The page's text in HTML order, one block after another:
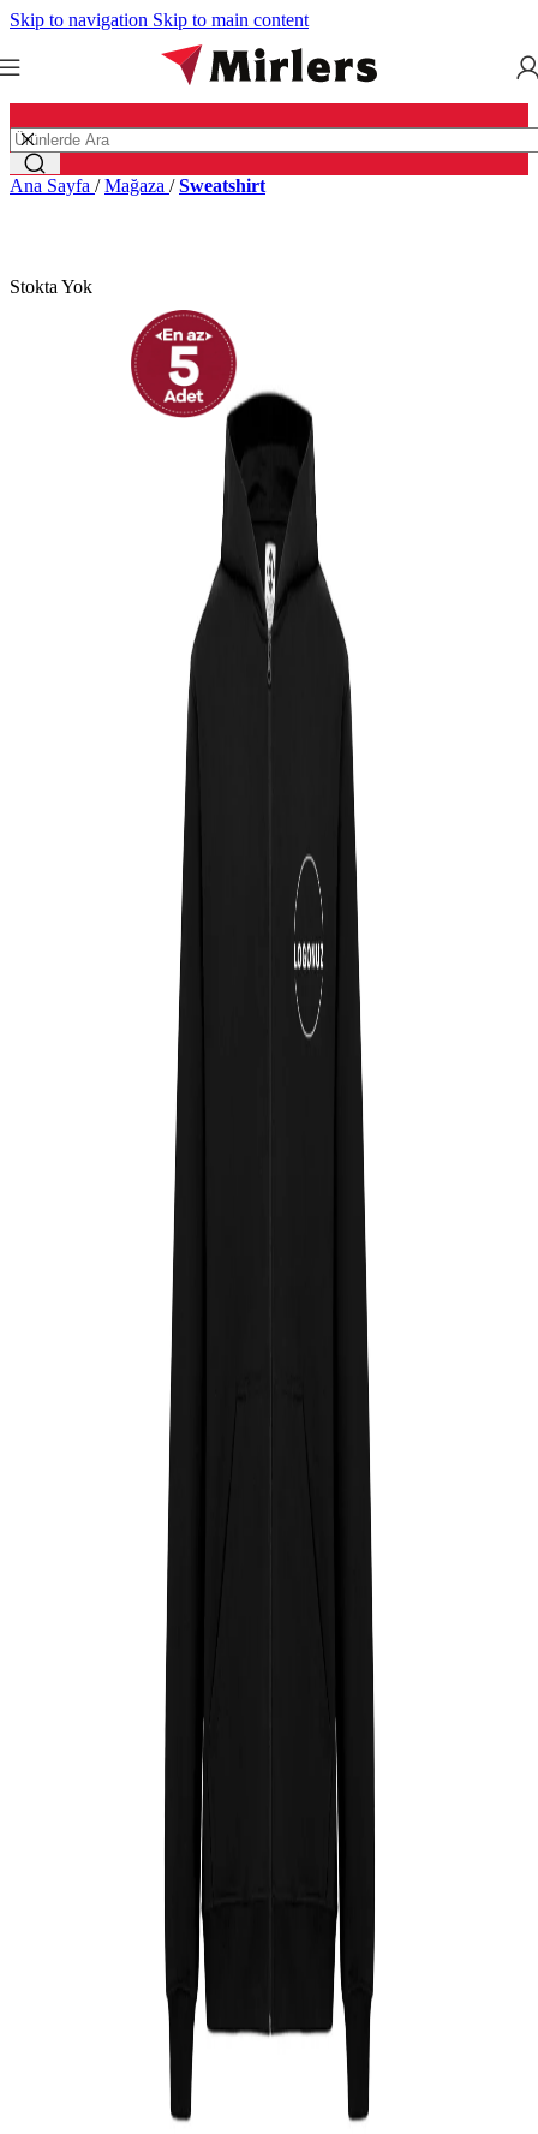
Skip to navigation Skip to main content
Ana Sayfa / Mağaza / Sweatshirt
Stokta Yok